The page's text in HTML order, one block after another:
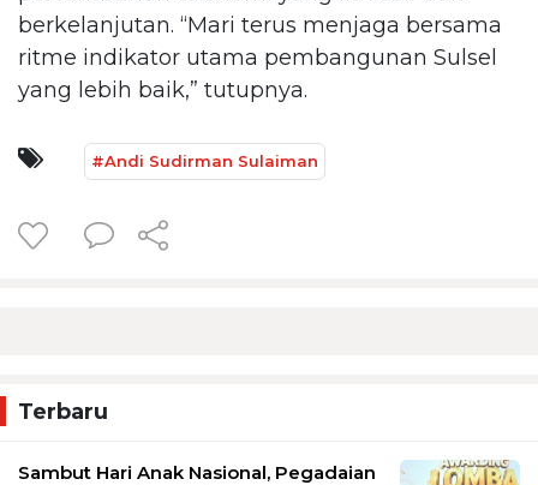
berkelanjutan. “Mari terus menjaga bersama
ritme indikator utama pembangunan Sulsel
yang lebih baik,” tutupnya.
#Andi Sudirman Sulaiman
Terbaru
Sambut Hari Anak Nasional, Pegadaian